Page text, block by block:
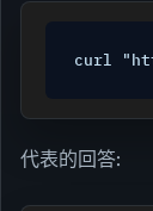
curl
代表的回答: